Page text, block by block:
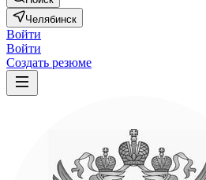
Челябинск
Войти
Войти
Создать резюме